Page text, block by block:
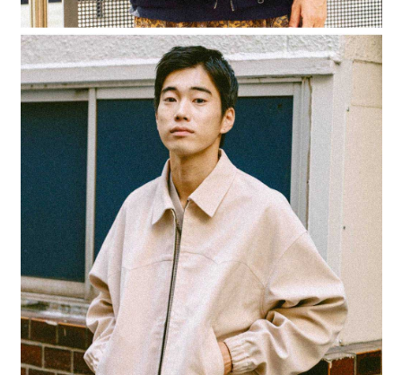
５．嚴禁一人註冊多個帳號或使用他人資訊註冊。若發現惡意使用之情形，
恩沛科技股份有限公司將有權停止該用戶之使用額度並採取法律行動。